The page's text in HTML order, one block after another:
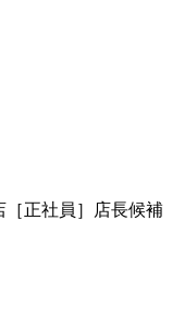
正社員］店長候補